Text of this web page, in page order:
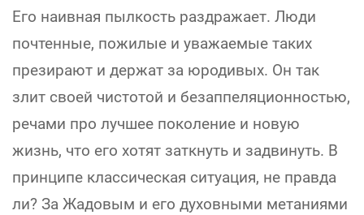
Его наивная пылкость раздражает. Люди
почтенные, пожилые и уважаемые таких
презирают и держат за юродивых. Он так
злит своей чистотой и безаппеляционностью,
речами про лучшее поколение и новую
жизнь, что его хотят заткнуть и задвинуть. В
принципе классическая ситуация, не правда
ли? За Жадовым и его духовными метаниями